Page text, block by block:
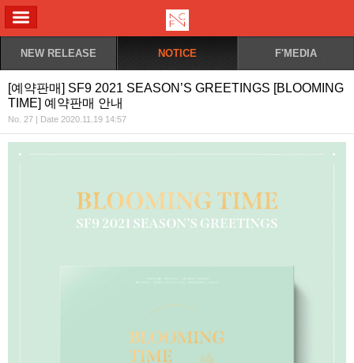
NEW RELEASE NOTICE F'MEDIA
[예약판매] SF9 2021 SEASON’S GREETINGS [BLOOMING
TIME] 예약판매 안내
No. 27 | Date 2020.11.19 14:57